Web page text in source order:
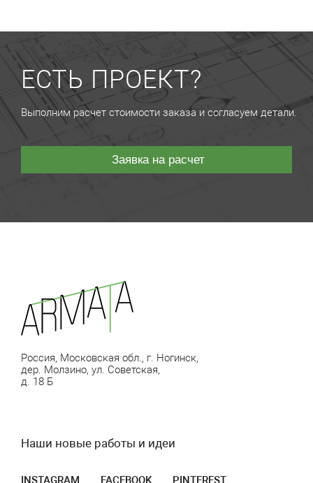
ЕСТЬ ПРОЕКТ?
Выполним расчет стоимости заказа и согласуем детали.
Заявка на расчет
Россия, Московская обл., г. Ногинск,
дер. Молзино, ул. Советская,
д. 18 Б
Наши новые работы и идеи
INSTAGRAM FACEBOOK PINTEREST